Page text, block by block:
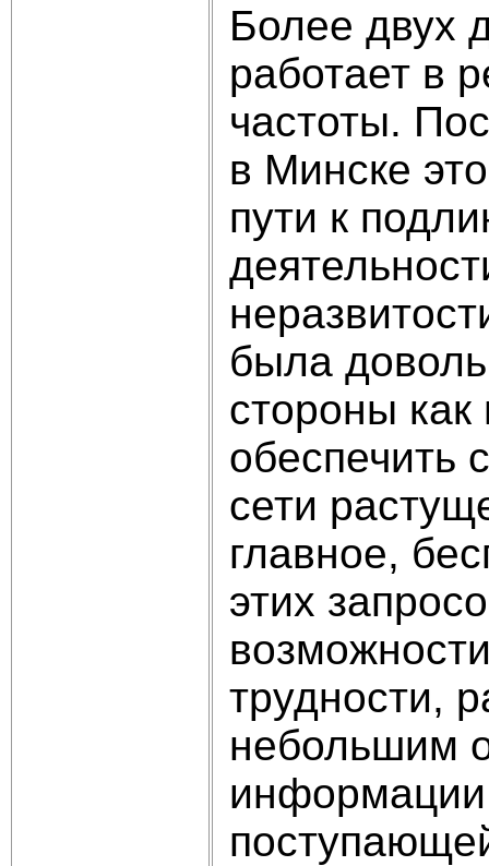
Более двух
работает в
частоты.
в Минске
пути к
была
стороны
обеспечить
сети
главное,
этих
трудности,
небольшим